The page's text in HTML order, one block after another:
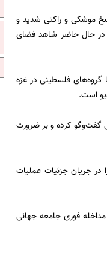
موشکی و راکتی شدید و
در حال حاضر شاهد فضای
گروه‌های فلسطینی در غزه
است.
گفت‌وگو کرده و بر ضرورت
در جریان جزئیات عملیات
فوری جامعه جهانی